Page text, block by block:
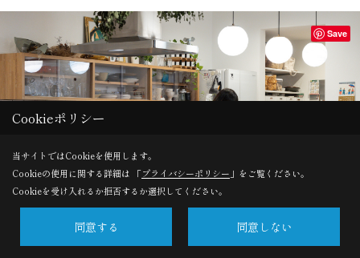
Save
Cookieポリシー
当サイトではCookieを使用します。
Cookieの使用に関する詳細は 「プライバシーポリシー 」をご覧ください。
Cookieを受け入れるか拒否するか選択してください。
同意する 同意しない